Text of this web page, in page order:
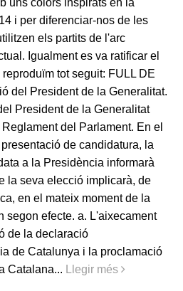
i per diferenciar-nos de les
els partits de l'arc
Igualment es va ratificar el
tot seguit: FULL DE
del President de la Generalitat.
President de la Generalitat
del Parlament. En el
de candidatura, la
a la Presidència informarà
la seva elecció implicarà, de
en el mateix moment de la
segon efecte. a. L'aixecament
de la declaració
de Catalunya i la proclamació
Catalana...
Llegir més